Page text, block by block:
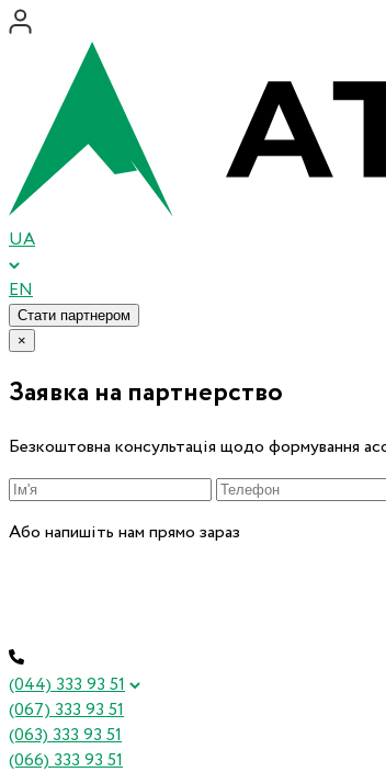
UA
EN
Стати партнером
×
Заявка на партнерство
Безкоштовна консультація щодо формування
Або напишіть нам прямо зараз
(044) 333 93 51
(067) 333 93 51
(063) 333 93 51
(066) 333 93 51